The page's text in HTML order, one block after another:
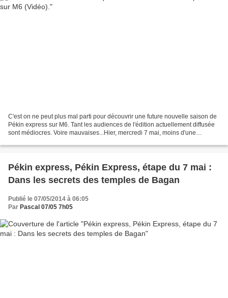
C'est on ne peut plus mal parti pour découvrir une future nouvelle saison de
Pékin express sur M6. Tant les audiences de l'édition actuellement diffusée
sont médiocres. Voire mauvaises...Hier, mercredi 7 mai, moins d'une
Pékin express, Pékin Express, étape du 7 mai :
Dans les secrets des temples de Bagan
Publié le 07/05/2014 à 06:05
Par Pascal 07/05 7h05